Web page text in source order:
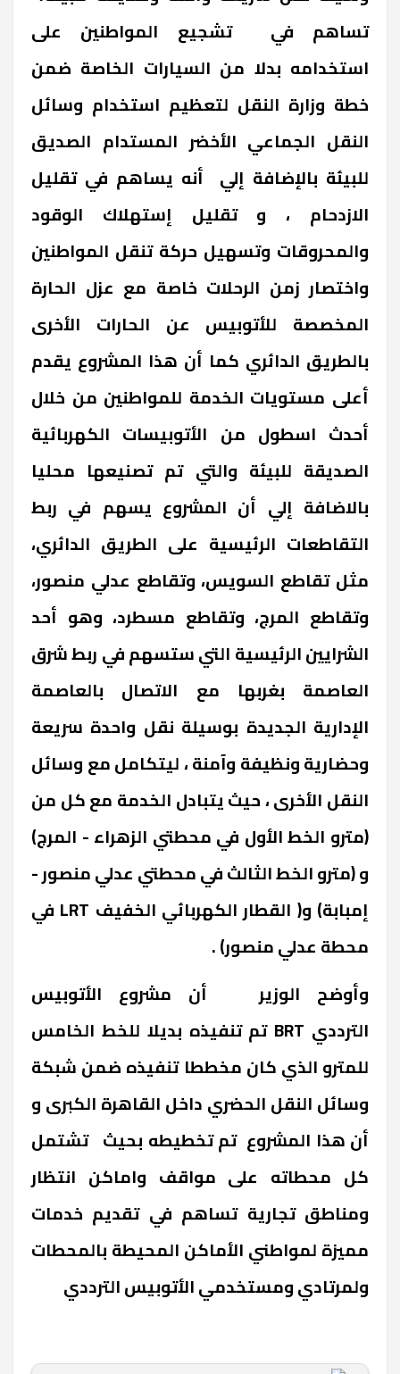
تساهم في تشجيع المواطنين على
استخدامه بدلا من السيارات الخاصة ضمن
خطة وزارة النقل لتعظيم استخدام وسائل
النقل الجماعي الأخضر المستدام الصديق
للبيئة بالإضافة إلي أنه يساهم في تقليل
الازدحام ، و تقليل إستهلاك الوقود
والمحروقات وتسهيل حركة تنقل المواطنين
واختصار زمن الرحلات خاصة مع عزل الحارة
المخصصة للأتوبيس عن الحارات الأخرى
بالطريق الدائري كما أن هذا المشروع يقدم
أعلى مستويات الخدمة للمواطنين من خلال
أحدث اسطول من الأتوبيسات الكهربائية
الصديقة للبيئة والتي تم تصنيعها محليا
بالاضافة إلي أن المشروع يسهم في ربط
التقاطعات الرئيسية على الطريق الدائري،
مثل تقاطع السويس، وتقاطع عدلي منصور،
وتقاطع المرج، وتقاطع مسطرد، وهو أحد
الشرايين الرئيسية التي ستسهم في ربط شرق
العاصمة بغربها مع الاتصال بالعاصمة
الإدارية الجديدة بوسيلة نقل واحدة سريعة
وحضارية ونظيفة وآمنة ، ليتكامل مع وسائل
النقل الأخرى ، حيث يتبادل الخدمة مع كل من
(مترو الخط الأول في محطتي الزهراء - المرج)
و (مترو الخط الثالث في محطتي عدلي منصور -
إمبابة) و( القطار الكهربائي الخفيف
في
محطة عدلي منصور) .
وأوضح الوزير أن مشروع الأتوبيس
الترددي
تم تنفيذه بديلا للخط الخامس
للمترو الذي كان مخططا تنفيذه ضمن شبكة
وسائل النقل الحضري داخل القاهرة الكبرى و
أن هذا المشروع تم تخطيطه بحيث تشتمل
كل محطاته على مواقف واماكن انتظار
ومناطق تجارية تساهم في تقديم خدمات
مميزة لمواطني الأماكن المحيطة بالمحطات
ولمرتادي ومستخدمي الأتوبيس الترددي